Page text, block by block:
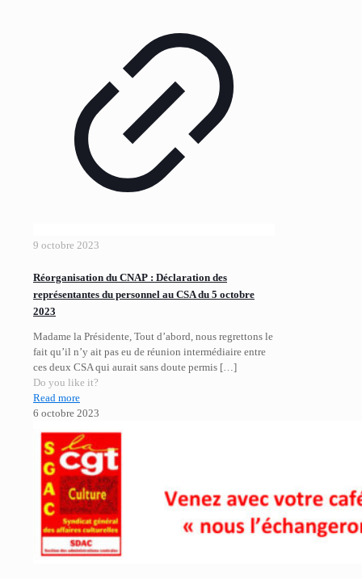
9 octobre 2023
Réorganisation du CNAP : Déclaration des
représentantes du personnel au CSA du 5 octobre
2023
Madame la Présidente, Tout d’abord, nous regrettons le
fait qu’il n’y ait pas eu de réunion intermédiaire entre
ces deux CSA qui aurait sans doute permis […]
Do you like it?
Read more
6 octobre 2023